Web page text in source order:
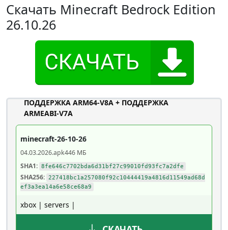
Скачать Minecraft Bedrock Edition
26.10.26
ПОДДЕРЖКА ARM64-V8A + ПОДДЕРЖКА
ARMEABI-V7A
minecraft-26-10-26
04.03.2026.apk446 МБ
SHA1: 8fe646c7702bda6d31bf27c99010fd93fc7a2dfe
SHA256: 227418bc1a257080f92c10444419a4816d11549ad68d
ef3a3ea14a6e58ce68a9
xbox | servers |